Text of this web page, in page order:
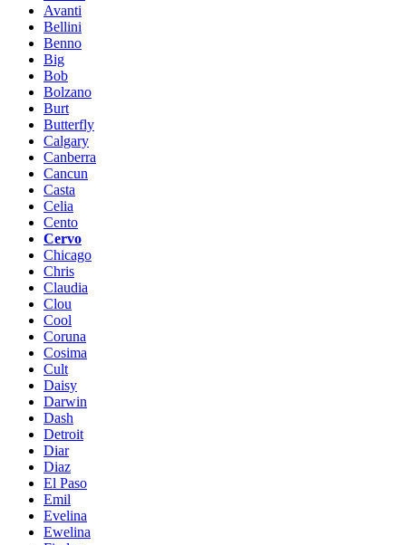
Avanti
Bellini
Benno
Big
Bob
Bolzano
Burt
Butterfly
Calgary
Canberra
Cancun
Casta
Celia
Cento
Cervo
Chicago
Chris
Claudia
Clou
Cool
Coruna
Cosima
Cult
Daisy
Darwin
Dash
Detroit
Diar
Diaz
El Paso
Emil
Evelina
Ewelina